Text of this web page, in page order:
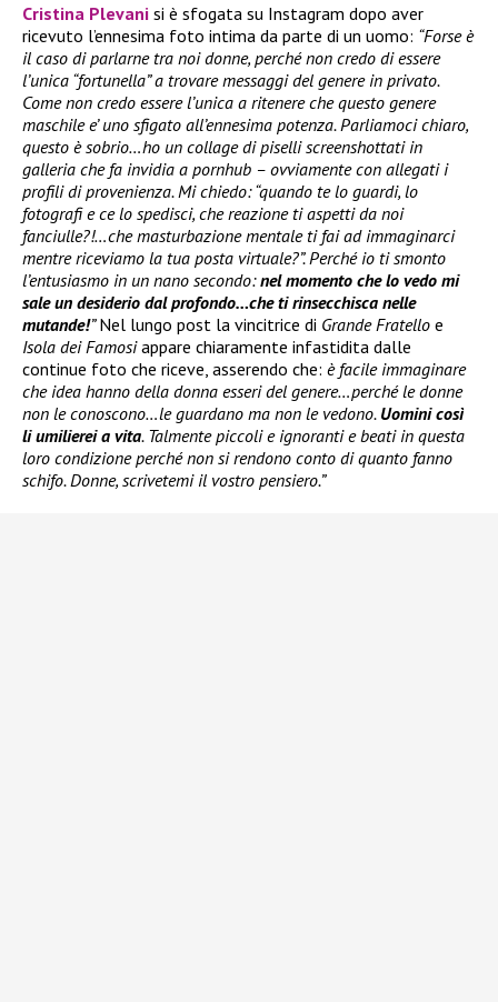
Cristina Plevani si è sfogata su Instagram dopo aver
ricevuto l’ennesima foto intima da parte di un uomo: “Forse è
il caso di parlarne tra noi donne, perché non credo di essere
l’unica “fortunella” a trovare messaggi del genere in privato.
Come non credo essere l’unica a ritenere che questo genere
maschile e’ uno sfigato all’ennesima potenza. Parliamoci chiaro,
questo è sobrio…ho un collage di piselli screenshottati in
galleria che fa invidia a pornhub – ovviamente con allegati i
profili di provenienza. Mi chiedo: “quando te lo guardi, lo
fotografi e ce lo spedisci, che reazione ti aspetti da noi
fanciulle?!…che masturbazione mentale ti fai ad immaginarci
mentre riceviamo la tua posta virtuale?”. Perché io ti smonto
l’entusiasmo in un nano secondo:nel momento che lo vedo mi
sale un desiderio dal profondo…che ti rinsecchisca nelle
mutande!”Nel lungo post la vincitrice di Grande Fratello e
Isola dei Famosiappare chiaramente infastidita dalle
continue foto che riceve, asserendo che: è facile immaginare
che idea hanno della donna esseri del genere…perché le donne
non le conoscono…le guardano ma non le vedono. Uomini così
li umilierei a vita. Talmente piccoli e ignoranti e beati in questa
loro condizione perché non si rendono conto di quanto fanno
schifo. Donne, scrivetemi il vostro pensiero.”